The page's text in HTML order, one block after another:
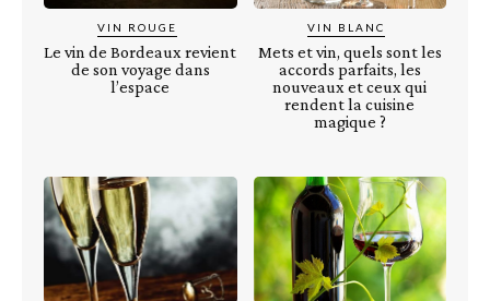
VIN ROUGE
Le vin de Bordeaux revient
de son voyage dans
l’espace
VIN BLANC
Mets et vin, quels sont les
accords parfaits, les
nouveaux et ceux qui
rendent la cuisine
magique ?